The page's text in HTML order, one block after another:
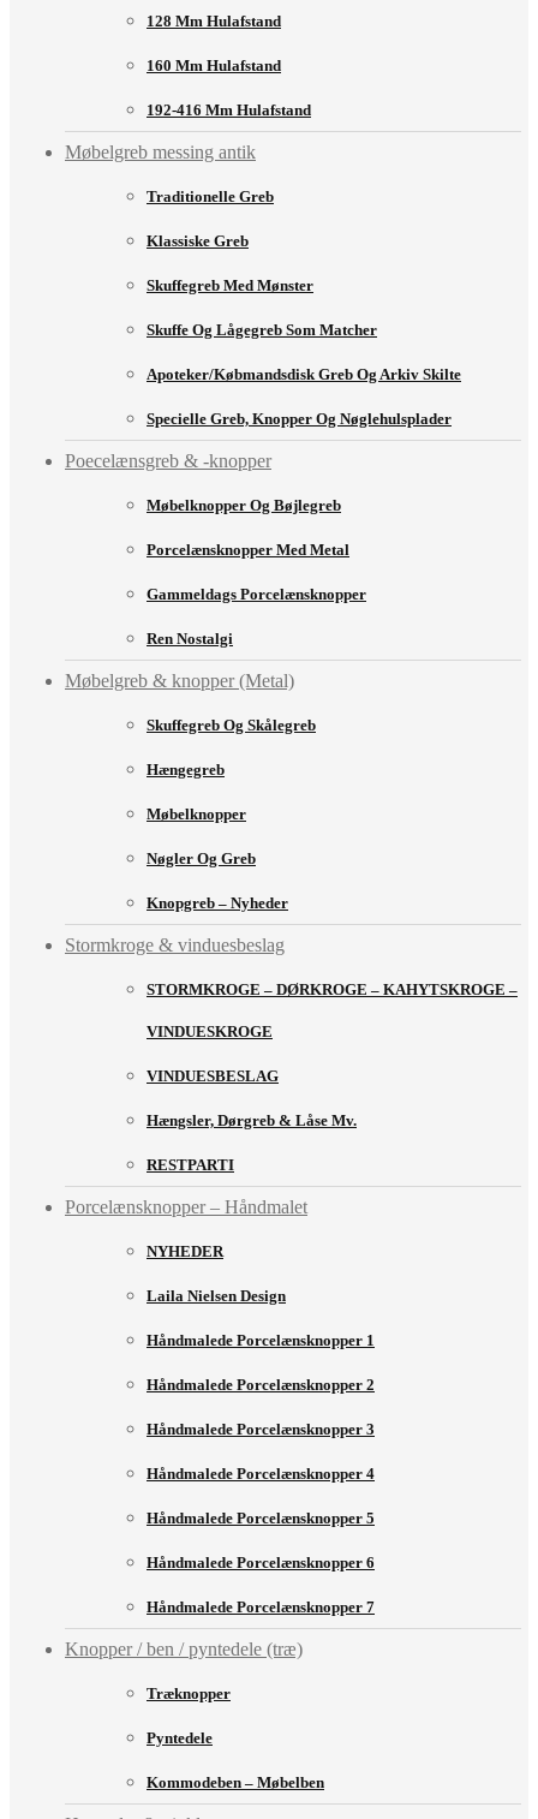
128 Mm Hulafstand
160 Mm Hulafstand
192-416 Mm Hulafstand
Møbelgreb messing antik
Traditionelle Greb
Klassiske Greb
Skuffegreb Med Mønster
Skuffe Og Lågegreb Som Matcher
Apoteker/købmandsdisk Greb Og Arkiv Skilte
Specielle Greb, Knopper Og Nøglehulsplader
Poecelænsgreb & -knopper
Møbelknopper Og Bøjlegreb
Porcelænsknopper Med Metal
Gammeldags Porcelænsknopper
Ren Nostalgi
Møbelgreb & knopper (Metal)
Skuffegreb Og Skålegreb
Hængegreb
Møbelknopper
Nøgler Og Greb
Knopgreb – Nyheder
Stormkroge & vinduesbeslag
STORMKROGE – DØRKROGE – KAHYTSKROGE –
VINDUESKROGE
VINDUESBESLAG
Hængsler, Dørgreb & Låse Mv.
RESTPARTI
Porcelænsknopper – Håndmalet
NYHEDER
Laila Nielsen Design
Håndmalede Porcelænsknopper 1
Håndmalede Porcelænsknopper 2
Håndmalede Porcelænsknopper 3
Håndmalede Porcelænsknopper 4
Håndmalede Porcelænsknopper 5
Håndmalede Porcelænsknopper 6
Håndmalede Porcelænsknopper 7
Knopper / ben / pyntedele (træ)
Træknopper
Pyntedele
Kommodeben – Møbelben